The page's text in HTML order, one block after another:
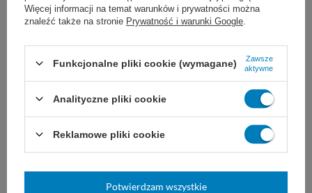
DO KOSZYKA
WYBIERZ WARIANT
Kleszczyki hemostatyczne
Micro-MOSQUITO - zagięte
Nożyczki operacyjne ostro-
ostre - zagięte
Więcej informacji na temat warunków i prywatności można
znaleźć także na stronie Prywatność i warunki Google
Funkcjonalne pliki cookie (wymagane)
Zawsze
aktywne
Analityczne pliki cookie
Reklamowe pliki cookie
Potwierdzam wszystkie